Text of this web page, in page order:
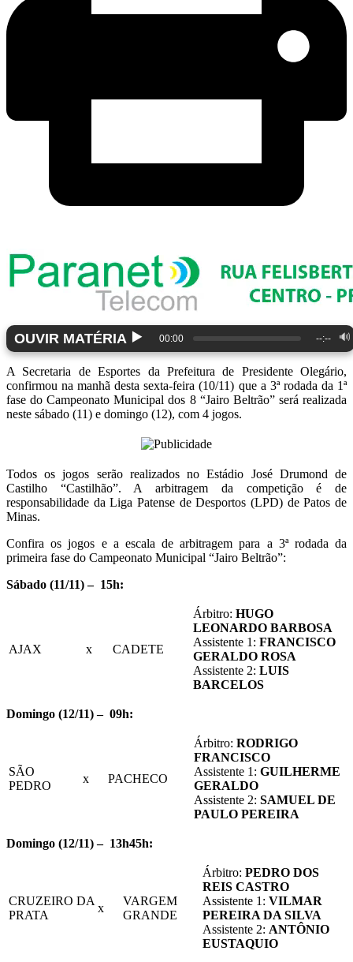
OUVIR MATÉRIA ▶️ 00:00 --:-- 🔊
A Secretaria de Esportes da Prefeitura de Presidente Olegário,
confirmou na manhã desta sexta-feira (10/11) que a 3ª rodada da 1ª
fase do Campeonato Municipal dos 8 “Jairo Beltrão” será realizada
neste sábado (11) e domingo (12), com 4 jogos.
Todos os jogos serão realizados no Estádio José Drumond de
Castilho “Castilhão”. A arbitragem da competição é de
responsabilidade da Liga Patense de Desportos (LPD) de Patos de
Minas.
Confira os jogos e a escala de arbitragem para a 3ª rodada da
primeira fase do Campeonato Municipal “Jairo Beltrão”:
Sábado (11/11) – 15h:
AJAX x CADETE
Árbitro: HUGO
LEONARDO BARBOSA
Assistente 1: FRANCISCO
GERALDO ROSA
Assistente 2: LUIS
BARCELOS
Domingo (12/11) – 09h:
SÃO
PEDRO
x PACHECO
Árbitro: RODRIGO
FRANCISCO
Assistente 1: GUILHERME
GERALDO
Assistente 2: SAMUEL DE
PAULO PEREIRA
Domingo (12/11) – 13h45h:
CRUZEIRO DA
PRATA
x
VARGEM
GRANDE
Árbitro: PEDRO DOS
REIS CASTRO
Assistente 1: VILMAR
PEREIRA DA SILVA
Assistente 2: ANTÔNIO
EUSTAQUIO